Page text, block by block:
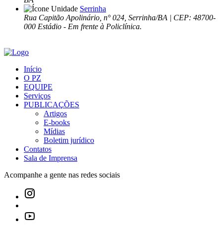
Serrinha
Rua Capitão Apolinário, n° 024, Serrinha/BA | CEP: 48700-
000 Estádio - Em frente à Policlínica.
Início
O PZ
EQUIPE
Serviços
PUBLICAÇÕES
Artigos
E-books
Mídias
Boletim jurídico
Contatos
Sala de Imprensa
Acompanhe a gente nas redes sociais